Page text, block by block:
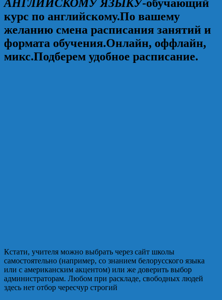
АНГЛИЙСКОМУ ЯЗЫКУ-обучающий
курс по английскому.По вашему
желанию смена расписания занятий и
формата обучения.Онлайн, оффлайн,
микс.Подберем удобное расписание.
Кстати, учителя можно выбрать через сайт школы
самостоятельно (например, со знанием белорусского языка
или с американским акцентом) или же доверить выбор
администраторам. Любом при раскладе, свободных людей
здесь нет отбор чересчур строгий